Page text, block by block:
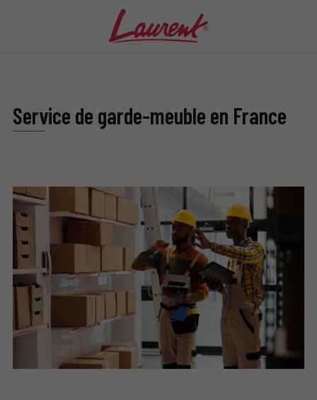
Service de garde-meuble en France